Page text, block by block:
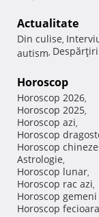
Actualitate
Din culise,
autism,
Horoscop
Horoscop 2026,
Horoscop 2025,
Horoscop azi,
Horoscop
Horoscop
Astrologie,
Horoscop lunar,
Horoscop rac azi,
Horoscop gemeni
Horoscop